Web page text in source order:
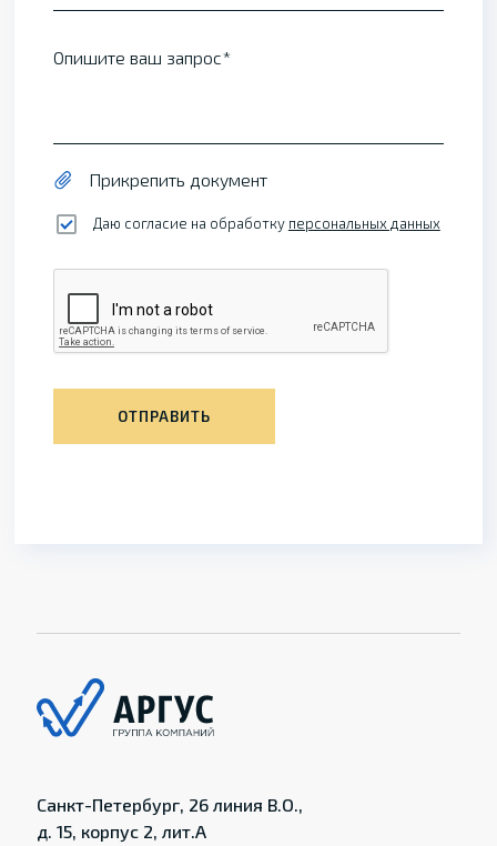
Опишите ваш запрос
Прикрепить документ
Даю согласие на обработку персональных данных
ОТПРАВИТЬ
Санкт-Петербург, 26 линия В.О.,
д. 15, корпус 2, лит.А